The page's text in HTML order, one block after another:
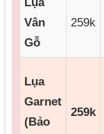
Vân
Gỗ
259k
Lụa
Garnet
(Bảo
259k